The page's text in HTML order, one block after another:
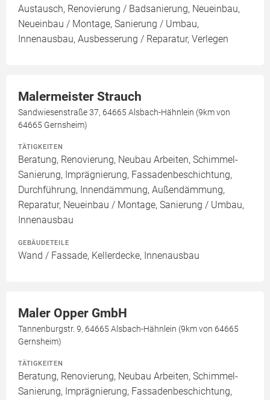
Austausch, Renovierung / Badsanierung, Neueinbau,
Neueinbau / Montage, Sanierung / Umbau,
Innenausbau, Ausbesserung / Reparatur, Verlegen
Malermeister Strauch
Sandwiesenstraße 37, 64665 Alsbach-Hähnlein (9km von
64665 Gernsheim)
TÄTIGKEITEN
Beratung, Renovierung, Neubau Arbeiten, Schimmel-
Sanierung, Imprägnierung, Fassadenbeschichtung,
Durchführung, Innendämmung, Außendämmung,
Reparatur, Neueinbau / Montage, Sanierung / Umbau,
Innenausbau
GEBÄUDETEILE
Wand / Fassade, Kellerdecke, Innenausbau
Maler Opper GmbH
Tannenburgstr. 9, 64665 Alsbach-Hähnlein (9km von 64665
Gernsheim)
TÄTIGKEITEN
Beratung, Renovierung, Neubau Arbeiten, Schimmel-
Sanierung, Imprägnierung, Fassadenbeschichtung,